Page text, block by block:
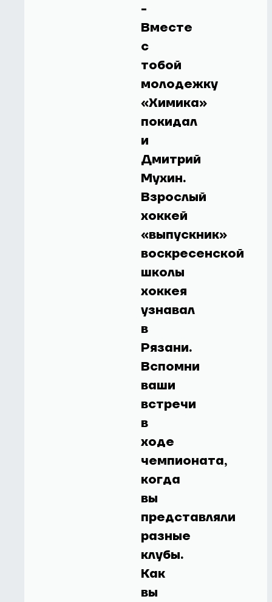
-
Вместе
с
тобой
молодежку
«Химика»
покидал
и
Дмитрий
Мухин.
Взрослый
хоккей
«выпускник»
воскресенской
школы
хоккея
узнавал
в
Рязани.
Вспомни
ваши
встречи
в
ходе
чемпионата,
когда
вы
представляли
разные
клубы.
Как
вы